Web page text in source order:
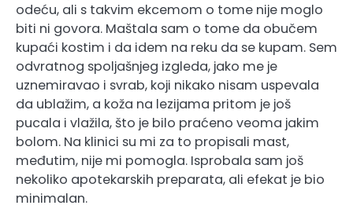
odeću, ali s takvim ekcemom o tome nije moglo
biti ni govora. Maštala sam o tome da obučem
kupaći kostim i da idem na reku da se kupam. Sem
odvratnog spoljašnjeg izgleda, jako me je
uznemiravao i svrab, koji nikako nisam uspevala
da ublažim, a koža na lezijama pritom je još
pucala i vlažila, što je bilo praćeno veoma jakim
bolom. Na klinici su mi za to propisali mast,
međutim, nije mi pomogla. Isprobala sam još
nekoliko apotekarskih preparata, ali efekat je bio
minimalan.